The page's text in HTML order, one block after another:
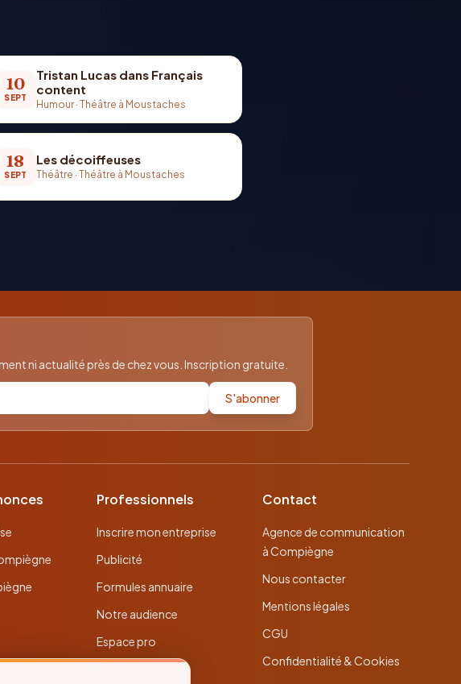
10
SEPT
Tristan Lucas dans Français
content
Humour ·Théâtre à Moustaches
18
SEPT
Les décoiffeuses
Théâtre ·Théâtre à Moustaches
ni actualité près de chez vous. Inscription gratuite.
S'abonner
Professionnels
Inscrire mon entreprise
Publicité
Formules annuaire
Notre audience
Espace pro
Contact
Agence de communication
à Compiègne
Nous contacter
Mentions légales
CGU
Confidentialité & Cookies